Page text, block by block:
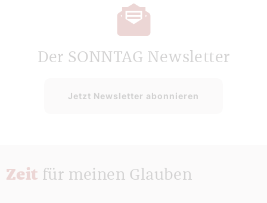
Der SONNTAG Newsletter
Jetzt Newsletter abonnieren
Zeit für meinen Glauben